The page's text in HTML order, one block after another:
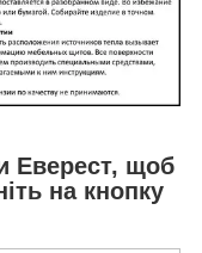
Еверест, щоб
на кнопку